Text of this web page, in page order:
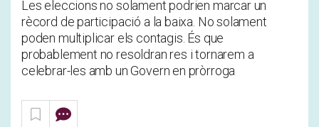
Les eleccions no solament podrien marcar un
rècord de participació a la baixa. No solament
poden multiplicar els contagis. És que
probablement no resoldran res i tornarem a
celebrar-les amb un Govern en pròrroga